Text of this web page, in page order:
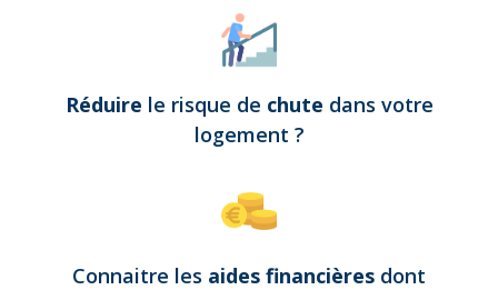
Réduire le risque de chute dans votre
logement ?
Connaitre les aides financières dont